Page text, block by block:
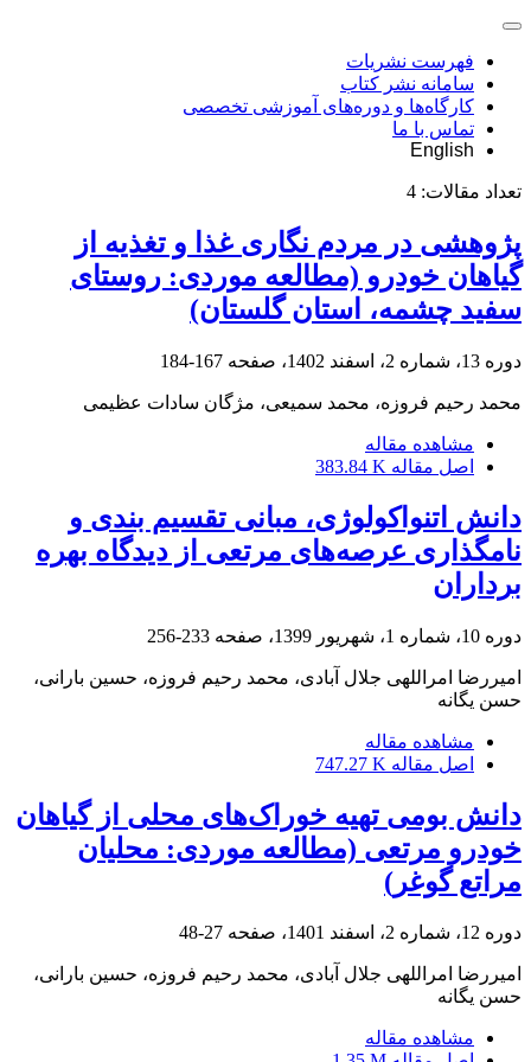
فهرست نشریات
سامانه نشر کتاب
کارگاه‌ها و دوره‌های آموزشی تخصصی
تماس با ما
English
تعداد مقالات: 4
پژوهشی در مردم نگاری غذا و تغذیه از
گیاهان خودرو (مطالعه موردی: روستای
سفید چشمه، استان گلستان)
دوره 13، شماره 2، اسفند 1402، صفحه 167-184
محمد رحیم فروزه، محمد سمیعی، مژگان سادات عظیمی
مشاهده مقاله
اصل مقاله 383.84 K
دانش اتنواکولوژی، مبانی تقسیم بندی و
نامگذاری عرصه‌های مرتعی از دیدگاه بهره
برداران
دوره 10، شماره 1، شهریور 1399، صفحه 233-256
امیررضا امراللهی جلال آبادی، محمد رحیم فروزه، حسین بارانی،
حسن یگانه
مشاهده مقاله
اصل مقاله 747.27 K
دانش بومی تهیه خوراک‌های محلی از گیاهان
خودرو مرتعی (مطالعه موردی: محلیان
مراتع گوغر)
دوره 12، شماره 2، اسفند 1401، صفحه 27-48
امیررضا امراللهی جلال آبادی، محمد رحیم فروزه، حسین بارانی،
حسن یگانه
مشاهده مقاله